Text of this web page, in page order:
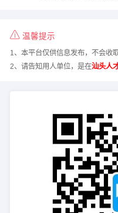
温馨提示
1、本平台仅供信息发布，不会收
2、请告知用人单位，是在汕头人